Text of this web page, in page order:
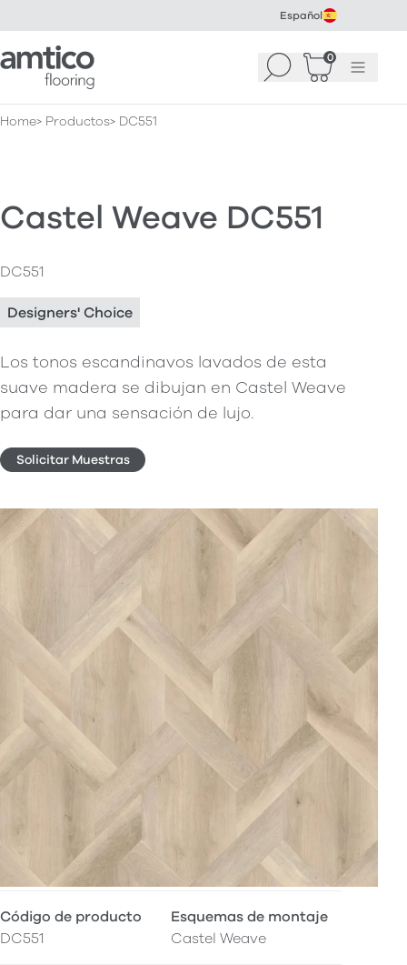
Español
Amtico Flooring Buscar 0
Cesta (0)
Menú
Home Productos DC551
Castel Weave DC551
DC551
Designers' Choice
Los tonos escandinavos lavados de esta
suave madera se dibujan en Castel Weave
para dar una sensación de lujo.
Solicitar Muestras
Código de producto
DC551
Esquemas de montaje
Castel Weave